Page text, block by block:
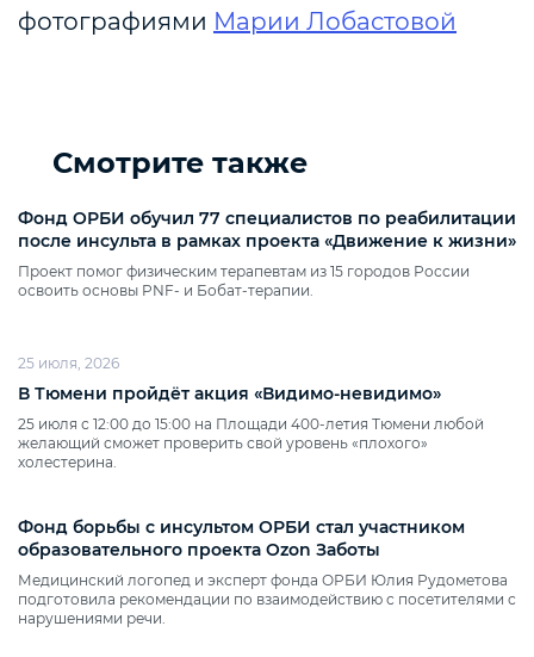
фотографиями Марии Лобастовой
Смотрите также
Фонд ОРБИ обучил 77 специалистов по реабилитации
после инсульта в рамках проекта «Движение к жизни»
Проект помог физическим терапевтам из 15 городов России
освоить основы PNF‑ и Бобат‑терапии.
25 июля, 2026
В Тюмени пройдёт акция «Видимо‑невидимо»
25 июля с 12:00 до 15:00 на Площади 400‑летия Тюмени любой
желающий сможет проверить свой уровень «плохого»
холестерина.
Фонд борьбы с инсультом ОРБИ стал участником
образовательного проекта Ozon Заботы
Медицинский логопед и эксперт фонда ОРБИ Юлия Рудометова
подготовила рекомендации по взаимодействию с посетителями с
нарушениями речи.